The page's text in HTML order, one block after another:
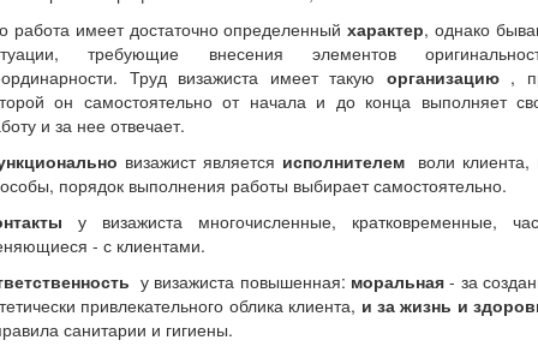
работа имеет достаточно определенныйхарактер, однако
требующие внесения элементов
Труд визажиста имеет такую организацию,
он самостоятельно от начала и до конца выполняет
и за нее отвечает.
визажист является исполнителемволи клиента,
порядок выполнения работы выбирает самостоятельно.
у визажиста многочисленные, кратковременные,
- с клиентами.
у визажиста повышенная: моральная- за
привлекательного облика клиента, и за жизнь и
санитарии и гигиены.